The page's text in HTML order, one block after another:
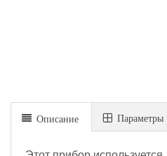
Описание Параметры